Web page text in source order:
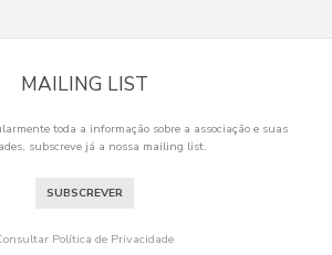
MAILING LIST
toda a informação sobre a associação e suas
subscreve já a nossa mailing list.
SUBSCREVER
Política de Privacidade